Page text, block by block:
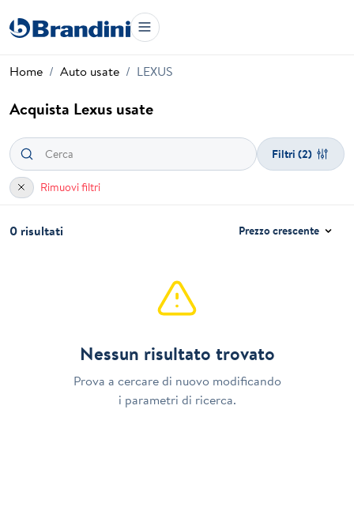
Home Auto usate LEXUS
Acquista Lexus usate
Filtri (2)
Rimuovi filtri
0 risultati Prezzo crescente
Nessun risultato trovato
Prova a cercare di nuovo modificando
i parametri di ricerca.